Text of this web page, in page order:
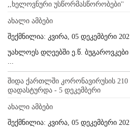
,,ხელოვნური უსწორმასწორობები''
ახალი ამბები
შექმნილია: კვირა, 05 დეკემბერი
უახლოეს დღეებში ე.წ.
...
შიდა ქართლში კორონავირუსის 210
დადასტურდა - 5 დეკემბერი
ახალი ამბები
შექმნილია: კვირა, 05 დეკემბერი